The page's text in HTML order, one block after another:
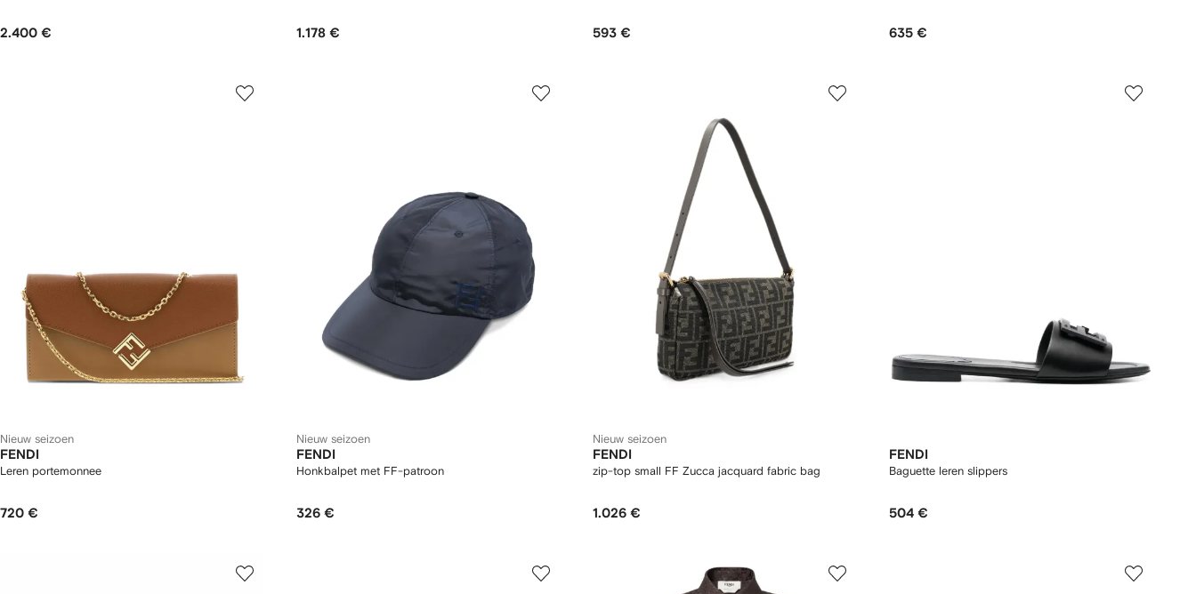
2.400 € 1.178 € 593 € 635 €
Nieuw seizoen
FENDI
Leren portemonnee
720 €
Nieuw seizoen
FENDI
Honkbalpet met FF-patroon
326 €
Nieuw seizoen
FENDI
zip-top small FF Zucca jacquard fabric bag
1.026 €
FENDI
Baguette leren slippers
504 €